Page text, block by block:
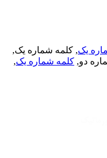
یک, کلمه شماره یک,
دو,کلمه شماره یک,